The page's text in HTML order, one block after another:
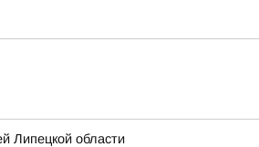
Липецкой области